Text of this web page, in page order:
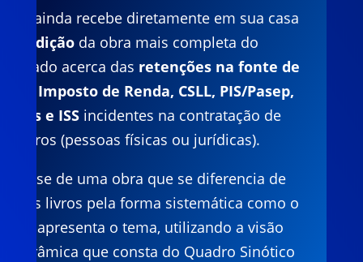
ainda recebe diretamente em sua casa
9ª edição da obra mais completa do
acerca das retenções na fonte de
Imposto de Renda, CSLL, PIS/Pasep,
e ISSincidentes na contratação de
(pessoas físicas ou jurídicas).
se de uma obra que se diferencia de
livros pela forma sistemática como o
apresenta o tema, utilizando a visão
que consta do Quadro Sinótico